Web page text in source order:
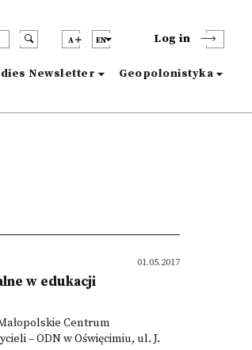
A EN Log in
Newsletter Geopolonistyka
01.05.2017
w edukacji
Centrum
– ODN w Oświęcimiu, ul. J.